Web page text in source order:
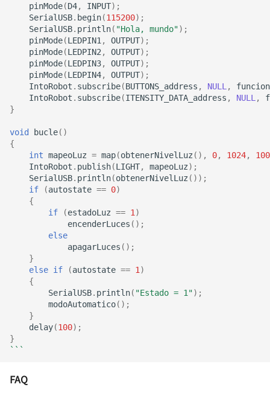
pinMode(D4, INPUT);
SerialUSB. begin(115200);
SerialUSB. println( "Hola, mundo");
pinMode(LEDPIN1 , OUTPUT);
pinMode(LEDPIN2 , OUTPUT);
pinMode(LEDPIN3, OUTPUT);
pinMode(LEDPIN4, OUTPUT);
IntoRobot . subscribe(BUTTONS_address , NULL ,
IntoRobot . subscribe(ITENSITY_DATA_address , NULL ,
}
void bucle()
{
int mapeoLuz = map(obtenerNivelLuz (), 0, 1024,
100
IntoRobot . publish(LIGHT, mapeoLuz);
SerialUSB. println(obtenerNivelLuz ());
if
(autostate == 0)
{
if
(estadoLuz == 1 )
encenderLuces ();
else
apagarLuces ();
}
else if (autostate == 1 )
{
SerialUSB. println( "Estado = 1");
modoAutomatico();
}
delay(100);
}
```
FAQ